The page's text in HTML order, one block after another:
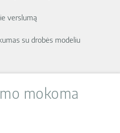
verslumą
su drobės modeliu
mokoma